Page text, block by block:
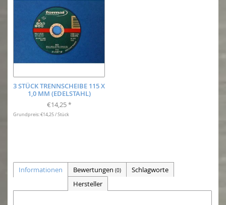
3 STÜCK TRENNSCHEIBE 115 X
1,0 MM (EDELSTAHL)
€14,25 *
Grundpreis: €14,25 / Stück
Informationen Bewertungen (0)
Schlagworte
Hersteller